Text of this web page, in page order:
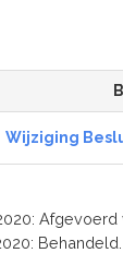
Wijziging
Behandeld.